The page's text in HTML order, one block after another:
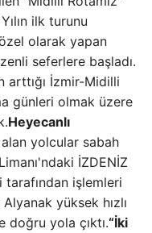
ilk turunu
olarak yapan
seferlere başladı.
İzmir-Midilli
günleri olmak üzere
Heyecanlı
yolcular sabah
İZDENİZ
tarafından işlemleri
yüksek hızlı
yola çıktı.“İki